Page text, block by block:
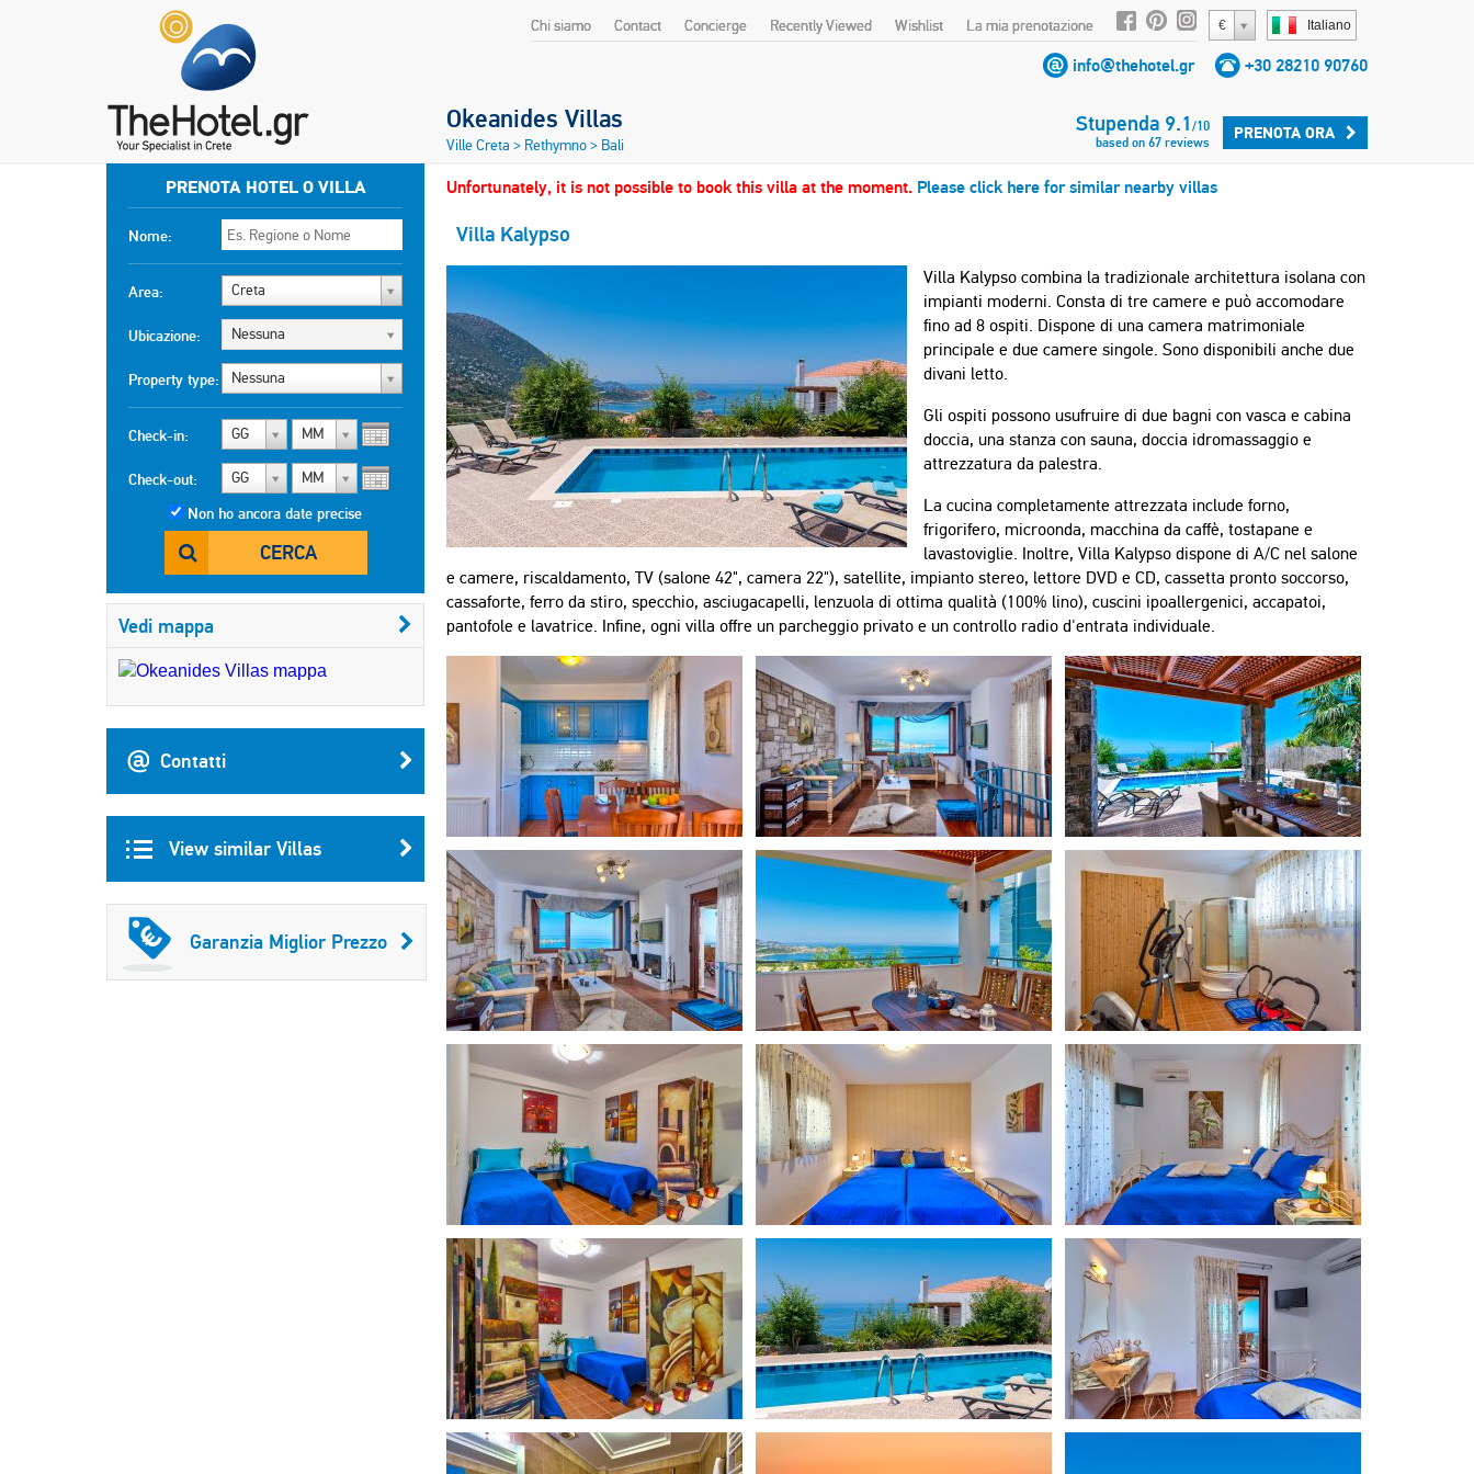
Italiano
€
Chi siamo Contact Concierge Recently Viewed Wishlist La mia prenotazione
info@thehotel.gr +30 28210 90760
PRENOTA HOTEL O VILLA
Nome:
Area: Creta
Ubicazione: Nessuna
Property type: Nessuna
Check-in: GG MM
Check-out: GG MM
Non ho ancora date precise
CERCA
Vedi mappa
Contatti
View similar Villas
Garanzia Miglior Prezzo
Okeanides Villas
Ville Creta > Rethymno> Bali
PRENOTA ORA
Stupenda 9.1 /10
based on 67 reviews
Unfortunately, it is not possible to book this villa at the moment. Please click here for similar nearby villas
Villa Kalypso
Villa Kalypso combina la tradizionale architettura isolana con
impianti moderni. Consta di tre camere e può accomodare
fino ad 8 ospiti. Dispone di una camera matrimoniale
principale e due camere singole. Sono disponibili anche due
divani letto.
Gli ospiti possono usufruire di due bagni con vasca e cabina
doccia, una stanza con sauna, doccia idromassaggio e
attrezzatura da palestra.
La cucina completamente attrezzata include forno,
frigorifero, microonda, macchina da caffè, tostapane e
lavastoviglie. Inoltre, Villa Kalypso dispone di A/C nel salone
e camere, riscaldamento, TV (salone 42", camera 22"), satellite, impianto stereo, lettore DVD e CD, cassetta pronto soccorso,
cassaforte, ferro da stiro, specchio, asciugacapelli, lenzuola di ottima qualità (100% lino), cuscini ipoallergenici, accapatoi,
pantofole e lavatrice. Infine, ogni villa offre un parcheggio privato e un controllo radio d'entrata individuale.